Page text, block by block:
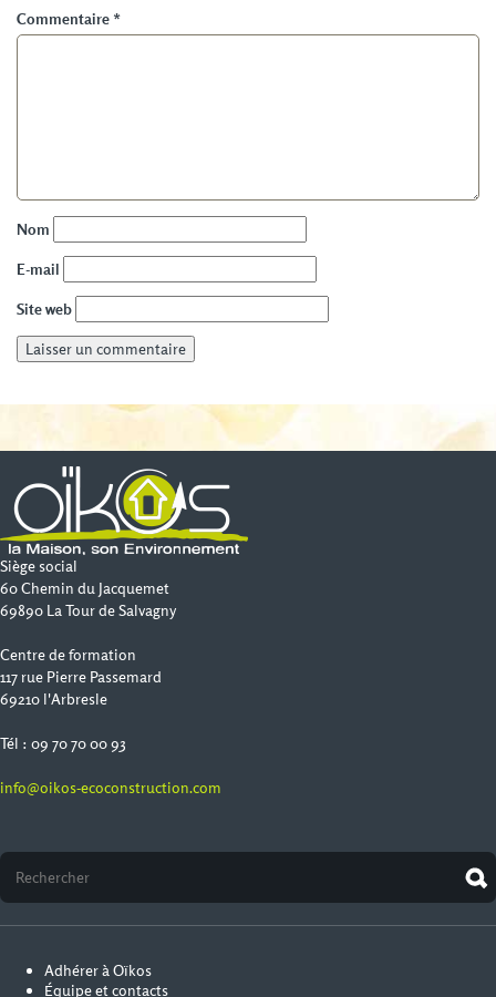
Commentaire *
Nom
E-mail
Site web
Siège social
60 Chemin du Jacquemet
69890 La Tour de Salvagny
Centre de formation
117 rue Pierre Passemard
69210 l'Arbresle
Tél : 09 70 70 00 93
info@oikos-ecoconstruction.com
Adhérer à Oïkos
Équipe et contacts